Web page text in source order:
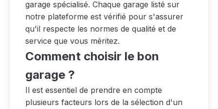
garage spécialisé. Chaque garage listé sur
notre plateforme est vérifié pour s'assurer
qu'il respecte les normes de qualité et de
service que vous méritez.
Comment choisir le bon
garage ?
Il est essentiel de prendre en compte
plusieurs facteurs lors de la sélection d'un